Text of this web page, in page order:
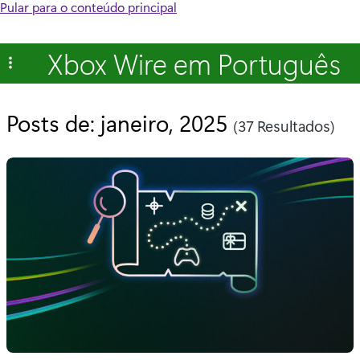
Pular para o conteúdo principal
Xbox Wire em Português
Posts de: janeiro, 2025 (37 Resultados)